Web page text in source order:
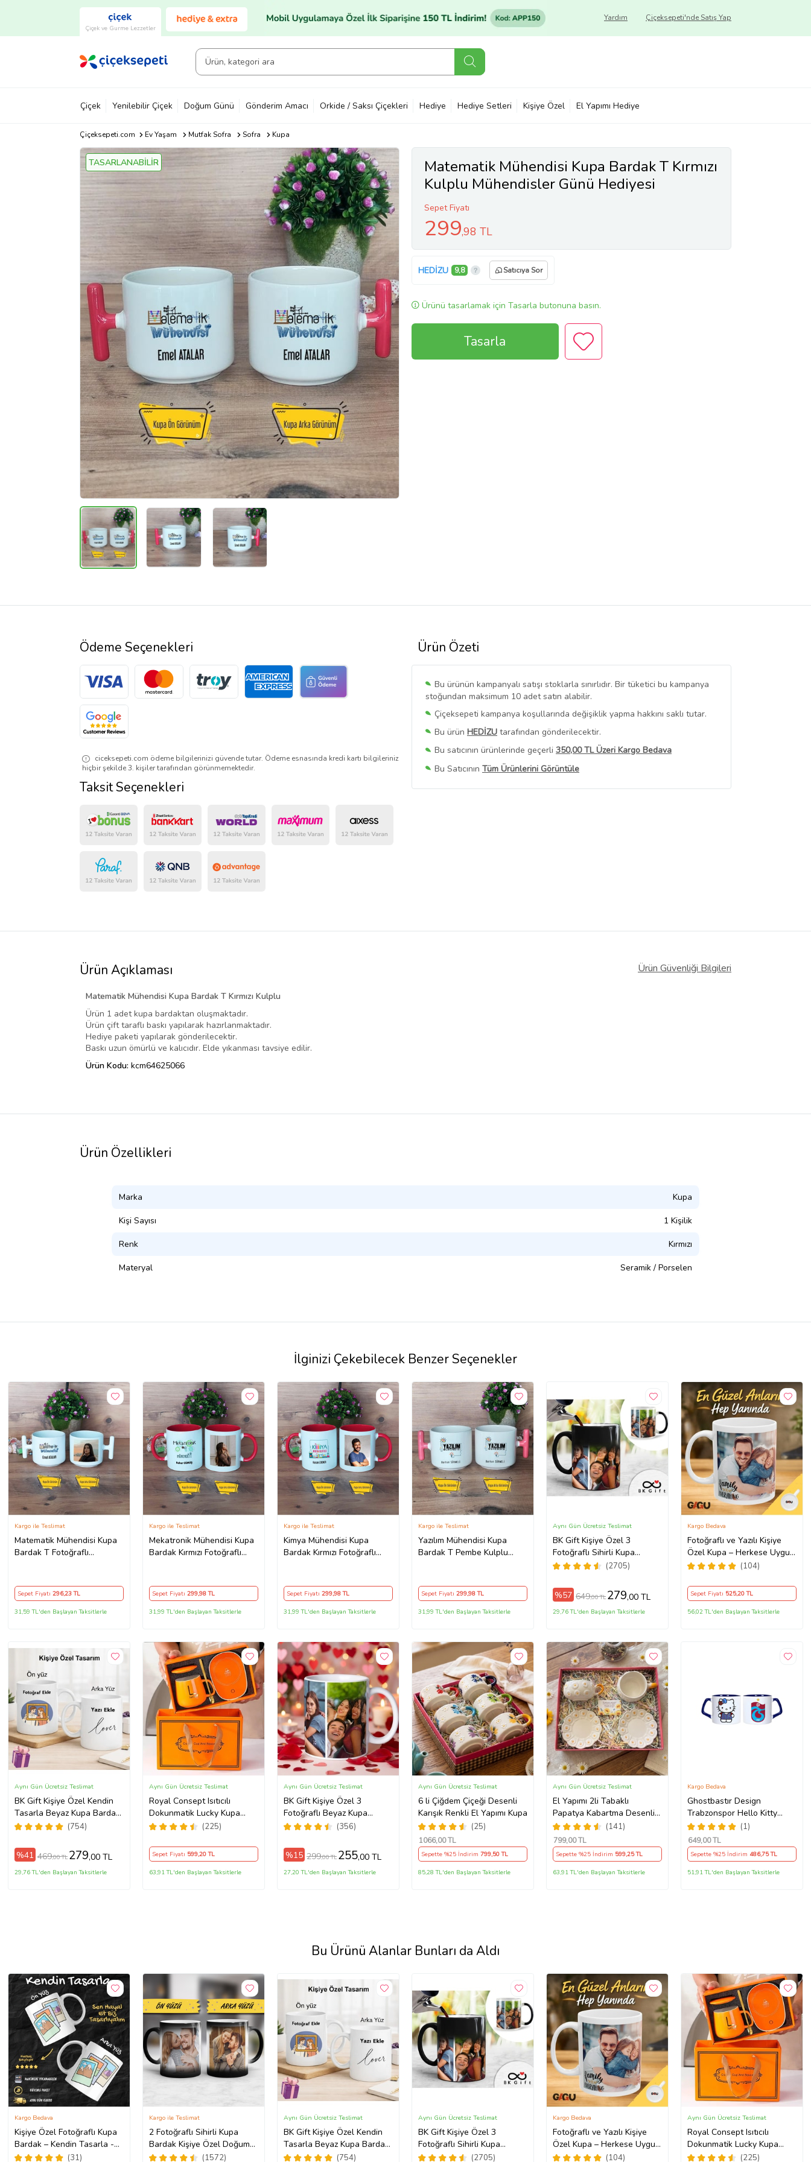
Çiçek ve Gurme Lezzetler
Çiçeksepeti'nde Satış Yap
Yardım
Çiçek Yenilebilir Çiçek Doğum Günü Gönderim Amacı Orkide / Saksı Çiçekleri Hediye Hediye Setleri Kişiye Özel El Yapımı Hediye
Çiçeksepeti.com Ev Yaşam Mutfak Sofra Sofra Kupa
TASARLANABİLİR
Matematik Mühendisi Kupa Bardak T Kırmızı
Kulplu Mühendisler Günü Hediyesi
Sepet Fiyatı
299,98 TL
HEDİZU 9,8 Satıcıya Sor
Ürünü tasarlamak için Tasarla butonuna basın.
Tasarla
Ürün Özeti
Bu ürünün kampanyalı satışı stoklarla sınırlıdır. Bir tüketici bu kampanya
stoğundan maksimum 10 adet satın alabilir.
Çiçeksepeti kampanya koşullarında değişiklik yapma hakkını saklı tutar.
Bu ürün HEDİZU tarafından gönderilecektir.
Bu satıcının ürünlerinde geçerli 350,00 TL Üzeri Kargo Bedava
Bu Satıcının Tüm Ürünlerini Görüntüle
Ürün sayfasında gördüğünüz fiyat bilgileri, satıcı tarafından
Ödeme Seçenekleri
ciceksepeti.com ödeme bilgilerinizi güvende tutar. Ödeme esnasında kredi kartı bilgileriniz
hiçbir şekilde 3. kişiler tarafından görünmemektedir.
Taksit Seçenekleri
Ürün Açıklaması Ürün Güvenliği Bilgileri
Matematik Mühendisi Kupa Bardak T Kırmızı Kulplu
Ürün 1 adet kupa bardaktan oluşmaktadır.
Ürün çift taraflı baskı yapılarak hazırlanmaktadır.
Hediye paketi yapılarak gönderilecektir.
Baskı uzun ömürlü ve kalıcıdır. Elde yıkanması tavsiye edilir.
Ürün Kodu: kcm64625066
Ürün Özellikleri
Marka Kupa
Kişi Sayısı 1 Kişilik
Renk Kırmızı
Materyal Seramik / Porselen
İlginizi Çekebilecek Benzer Seçenekler
Matematik Mühendisi Kupa
Bardak T Fotoğraflı
Kargo ile Teslimat
Sepet Fiyatı 296,23 TL
31,59 TL'den Başlayan Taksitlerle
Mekatronik Mühendisi Kupa
Bardak Kırmızı Fotoğraflı
Kargo ile Teslimat
Sepet Fiyatı 299,98 TL
31,99 TL'den Başlayan Taksitlerle
Kimya Mühendisi Kupa
Bardak Kırmızı Fotoğraflı
Kargo ile Teslimat
Sepet Fiyatı 299,98 TL
31,99 TL'den Başlayan Taksitlerle
Yazılım Mühendisi Kupa
Bardak T Pembe Kulplu
Kargo ile Teslimat
Sepet Fiyatı 299,98 TL
31,99 TL'den Başlayan Taksitlerle
BK Gift Kişiye Özel 3
Fotoğraflı Sihirli Kupa
Bardak, Arkadaşa Hediye,
(2705)
Aynı Gün Ücretsiz Teslimat
%57 649,00 TL 279,00 TL
29,76 TL'den Başlayan Taksitlerle
Fotoğraflı ve Yazılı Kişiye
Özel Kupa – Herkese Uygun
Anlamlı Hediye Porselen(104)
Kargo Bedava
Sepet Fiyatı 525,20 TL
56,02 TL'den Başlayan Taksitlerle
BK Gift Kişiye Özel Kendin
Tasarla Beyaz Kupa Bardak,
Sevgiliye Hediye, Arkadaşa
Hediyesi
(754)
Aynı Gün Ücretsiz Teslimat
%41 469,00 TL 279,00 TL
29,76 TL'den Başlayan Taksitlerle
Royal Consept Isıtıcılı
Dokunmatik Lucky Kupa
Bardak Seti
(225)
Aynı Gün Ücretsiz Teslimat
Sepet Fiyatı 599,20 TL
63,91 TL'den Başlayan Taksitlerle
BK Gift Kişiye Özel 3
Fotoğraflı Beyaz Kupa
Bardak, Sevgiliye Hediye,
(356)
Aynı Gün Ücretsiz Teslimat
%15 299,00 TL 255,00 TL
27,20 TL'den Başlayan Taksitlerle
6 li Çiğdem Çiçeği Desenli
Karışık Renkli El Yapımı Kupa
(25)
Aynı Gün Ücretsiz Teslimat
1066,00 TL
Sepette %25 İndirim 799,50 TL
85,28 TL'den Başlayan Taksitlerle
El Yapımı 2li Tabaklı
Papatya Kabartma Desenli
Beren Kupa - Seviyor
Sevmiyor
(141)
Aynı Gün Ücretsiz Teslimat
799,00 TL
Sepette %25 İndirim 599,25 TL
63,91 TL'den Başlayan Taksitlerle
Ghostbastır Design
Trabzonspor Hello Kitty
Kupa Bardak Tek Adet 089
(1)
Kargo Bedava
649,00 TL
Sepette %25 İndirim 486,75 TL
51,91 TL'den Başlayan Taksitlerle
Bu Ürünü Alanlar Bunları da Aldı
Kişiye Özel Fotoğraflı Kupa
Bardak – Kendin Tasarla -
Fotoğrafını Gönder
(31)
Kargo Bedava
2 Fotoğraflı Sihirli Kupa
Bardak Kişiye Özel Doğum
Günü Hediyesi Sevgiliye
(1572)
Kargo ile Teslimat
BK Gift Kişiye Özel Kendin
Tasarla Beyaz Kupa Bardak,
Sevgiliye Hediye, Arkadaşa
(754)
Aynı Gün Ücretsiz Teslimat
BK Gift Kişiye Özel 3
Fotoğraflı Sihirli Kupa
Bardak, Arkadaşa Hediye,
(2705)
Aynı Gün Ücretsiz Teslimat
Fotoğraflı ve Yazılı Kişiye
Özel Kupa – Herkese Uygun
Anlamlı Hediye Porselen(104)
Kargo Bedava
Royal Consept Isıtıcılı
Dokunmatik Lucky Kupa
Bardak Seti
(225)
Aynı Gün Ücretsiz Teslimat